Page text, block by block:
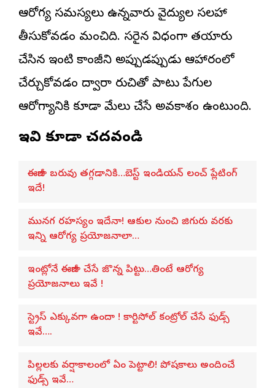
ఆరోగ్య సమస్యలు ఉన్నవారు వైద్యుల సలహా
తీసుకోవడం మంచిది. సరైన విధంగా తయారు
చేసిన ఇంటి కాంజీని అప్పుడప్పుడు ఆహారంలో
చేర్చుకోవడం ద్వారా రుచితో పాటు పేగుల
ఆరోగ్యానికి కూడా మేలు చేసే అవకాశం ఉంటుంది.
ఇవి కూడా చదవండి
ఈజీగా బరువు తగ్గడానికి…బెస్ట్ ఇండియన్ లంచ్ ప్లేటింగ్
ఇదే!
మునగ రహస్యం ఇదేనా! ఆకుల నుంచి జిగురు వరకు
ఇన్ని ఆరోగ్య ప్రయోజనాలా…
ఇంట్లోనే ఈజీగా చేసే జొన్న పిట్టు…తింటే ఆరోగ్య
ప్రయోజనాలు ఇవే !
స్ట్రెస్ ఎక్కువగా ఉందా ! కార్టిసోల్ కంట్రోల్ చేసే ఫుడ్స్
ఇవే….
పిల్లలకు వర్షాకాలంలో ఏం పెట్టాలి! పోషకాలు అందించే
ఫుడ్స్ ఇవే…